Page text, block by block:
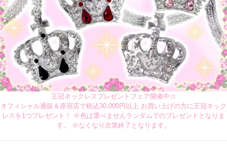
王冠ネックレスプレゼントフェア開催中☆
オフィシャル通販＆原宿店で税込30,000円以上 お買い上げの方に王冠ネック
レスを1つプレゼント！ ※色は選べませんランダムでのプレゼントとなりま
す。 ※なくなり次第終了となります。